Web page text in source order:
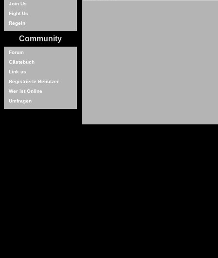
Join Us
Fight Us
Regeln
Community
Forum
Gästebuch
Link us
Registrierte Benutzer
Wer ist Online
Umfragen